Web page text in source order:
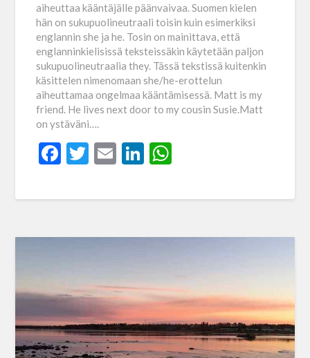
aiheuttaa kääntäjälle päänvaivaa. Suomen kielen
hän on sukupuolineutraali toisin kuin esimerkiksi
englannin she ja he. Tosin on mainittava, että
englanninkielisissä teksteissäkin käytetään paljon
sukupuolineutraalia they. Tässä tekstissä kuitenkin
käsittelen nimenomaan she/he-erottelun
aiheuttamaa ongelmaa kääntämisessä. Matt is my
friend. He lives next door to my cousin Susie.Matt
on ystäväni….
Facebook
Twitter
EmailLinkedIn